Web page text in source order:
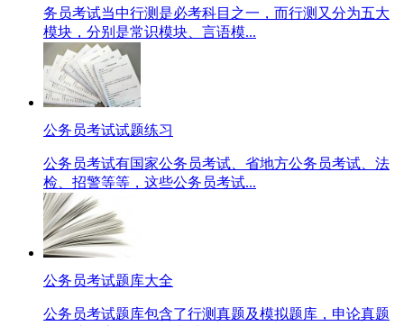
务员考试当中行测是必考科目之一，而行测又分为五大
模块，分别是常识模块、言语模...
公务员考试试题练习
公务员考试有国家公务员考试、省地方公务员考试、法
检、招警等等，这些公务员考试...
公务员考试题库大全
公务员考试题库包含了行测真题及模拟题库，申论真题